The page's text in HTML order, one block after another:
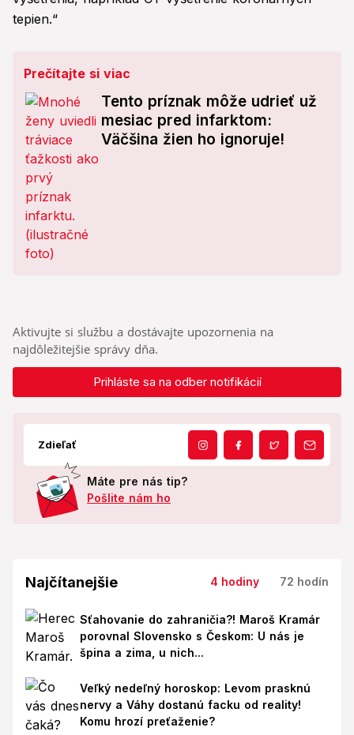
tepien.“
Prečítajte si viac
Tento príznak môže udrieť už
mesiac pred infarktom:
Väčšina žien ho ignoruje!
Aktivujte si službu a dostávajte upozornenia na
najdôležitejšie správy dňa.
Prihláste sa na odber notifikácií
Zdieľať
Máte pre nás tip?
Pošlite nám ho
Najčítanejšie 4 hodiny 72 hodín
Sťahovanie do zahraničia?! Maroš Kramár
porovnal Slovensko s Českom: U nás je
špina a zima, u nich...
Veľký nedeľný horoskop: Levom prasknú
nervy a Váhy dostanú facku od reality!
Komu hrozí preťaženie?